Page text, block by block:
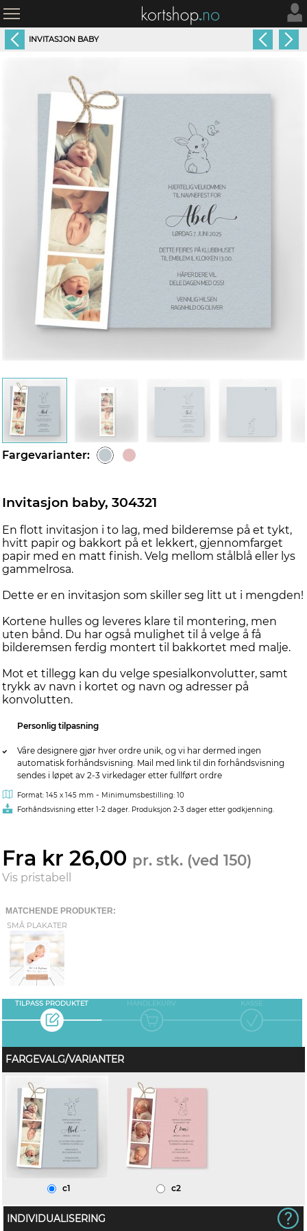
INVITASJON BABY
Fargevarianter:
Invitasjon baby, 304321
En flott invitasjon i to lag, med bilderemse på et tykt,
hvitt papir og bakkort på et lekkert, gjennomfarget
papir med en matt finish. Velg mellom stålblå eller lys
gammelrosa.
Dette er en invitasjon som skiller seg litt ut i mengden!
Kortene hulles og leveres klare til montering, men
uten bånd. Du har også mulighet til å velge å få
bilderemsen ferdig montert til bakkortet med malje.
Mot et tillegg kan du velge spesialkonvolutter, samt
trykk av navn i kortet og navn og adresser på
konvolutten.
Personlig tilpasning
Våre designere gjør hver ordre unik, og vi har dermed ingen
automatisk forhåndsvisning. Mail med link til din forhåndsvisning
sendes i løpet av 2-3 virkedager etter fullført ordre
Format: 145 x 145 mm - Minimumsbestilling: 10
Forhåndsvisning etter 1-2 dager. Produksjon 2-3 dager etter godkjenning.
Fra kr 26,00 pr. stk. (ved 150)
Vis pristabell
MATCHENDE PRODUKTER:
SMÅ PLAKATER
TILPASS PRODUKTET HANDLEKURV KASSE
FARGEVALG/VARIANTER
c1 c2
INDIVIDUALISERING